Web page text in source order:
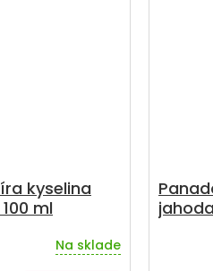
kyselina
ml
Na sklade